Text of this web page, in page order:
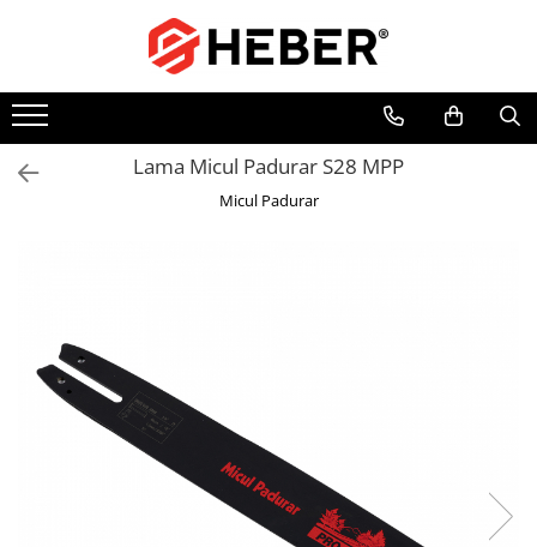
Toate Produsele
Mixere cu bol
Aer conditionat
Motopompe
Hidrofoare
Hidrofor cu pompa submersibila
Pompe de stropit electrice
Lama Micul Padurar S28 MPP
Micul Padurar